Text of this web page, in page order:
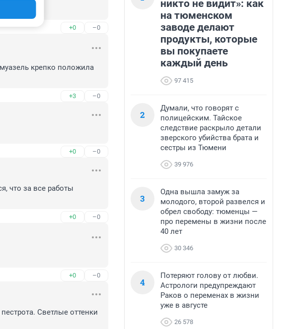
+0 –0
крепко положила
+3 –0
+0 –0
что за все работы
+0 –0
+0 –0
Светлые оттенки
никто не видит»: как
на тюменском
заводе делают
продукты, которые
вы покупаете
каждый день
97 415
2
Думали, что говорят с
полицейским. Тайское
следствие раскрыло детали
зверского убийства брата и
сестры из Тюмени
39 976
3
Одна вышла замуж за
молодого, второй развелся и
обрел свободу: тюменцы —
про перемены в жизни после
40 лет
30 346
4
Потеряют голову от любви.
Астрологи предупреждают
Раков о переменах в жизни
уже в августе
26 578